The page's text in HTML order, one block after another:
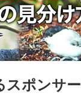
スポンサー